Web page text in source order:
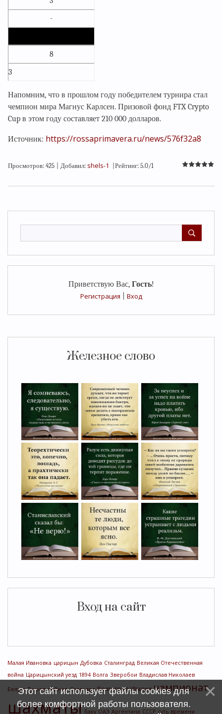
Приветствую Вас, Гость!
Регистрация
Вход
Железное слово
Вход на сайт
Малая Ивановка царицын Дубовка Сталинград Великая Отечественная
война Царицынский уезд 1894 Волга Зверобои Владислав Николаев
Белуха Тучков сейнер Салехард Волгоград Италия чемпионат
шахматы баку ОАЭ Аргентина СССР суть времени
-
8
3
Напомним, что в прошлом году победителем турнира стал
чемпион мира Магнус Карлсен. Призовой фонд FTX Crypto
Cup в этом году составляет 210 000 долларов.
Источник: https://rossaprimavera.ru/news/576f32a8
Просмотров: 425 Добавил: shels-1 Рейтинг: 5.0/1
Этот сайт использует файлы cookies для
более комфортной работы пользователя.